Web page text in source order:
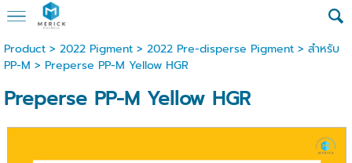
Product> 2022 Pigment> 2022 Pre-disperse Pigment> สำหรับ
PP-M > Preperse PP-M Yellow HGR
Preperse PP-M Yellow HGR